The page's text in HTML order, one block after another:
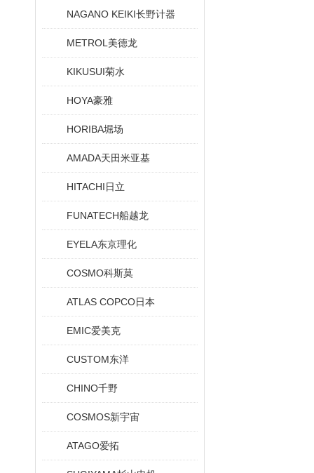
NAGANO KEIKI长野计器
METROL美德龙
KIKUSUI菊水
HOYA豪雅
HORIBA堀场
AMADA天田米亚基
HITACHI日立
FUNATECH船越龙
EYELA东京理化
COSMO科斯莫
ATLAS COPCO日本
EMIC爱美克
CUSTOM东洋
CHINO千野
COSMOS新宇宙
ATAGO爱拓